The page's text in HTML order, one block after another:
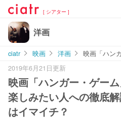
[ シアター ]
洋画
ciatr 映画 洋画
映画「ハン
2019年6月21日更新
映画「ハンガー・ゲー
楽しみたい人への徹底
はイマイチ？